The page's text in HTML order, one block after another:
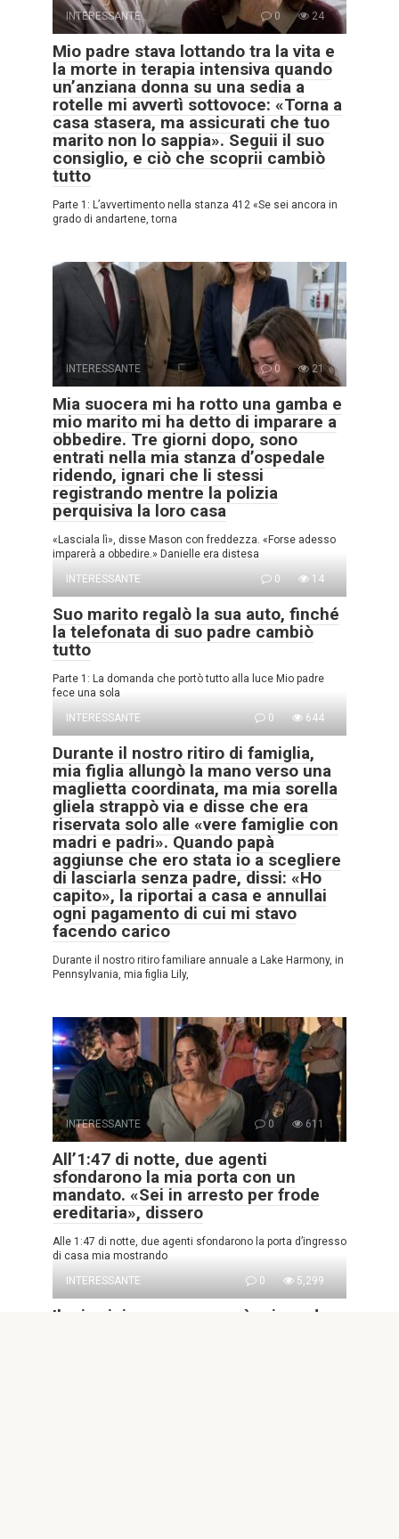
INTERESSANTE 0 24
Mio padre stava lottando tra la vita e
la morte in terapia intensiva quando
un’anziana donna su una sedia a
rotelle mi avvertì sottovoce: «Torna a
casa stasera, ma assicurati che tuo
marito non lo sappia». Seguii il suo
consiglio, e ciò che scoprii cambiò
tutto
Parte 1: L’avvertimento nella stanza 412 «Se sei ancora in
grado di andartene, torna
INTERESSANTE 0 21
Mia suocera mi ha rotto una gamba e
mio marito mi ha detto di imparare a
obbedire. Tre giorni dopo, sono
entrati nella mia stanza d’ospedale
ridendo, ignari che li stessi
registrando mentre la polizia
perquisiva la loro casa
«Lasciala lì», disse Mason con freddezza. «Forse adesso
imparerà a obbedire.» Danielle era distesa
INTERESSANTE
0 14
Suo marito regalò la sua auto, finché
la telefonata di suo padre cambiò
tutto
Parte 1: La domanda che portò tutto alla luce Mio padre
fece una sola
INTERESSANTE
0 644
Durante il nostro ritiro di famiglia,
mia figlia allungò la mano verso una
maglietta coordinata, ma mia sorella
gliela strappò via e disse che era
riservata solo alle «vere famiglie con
madri e padri». Quando papà
aggiunse che ero stata io a scegliere
di lasciarla senza padre, dissi: «Ho
capito», la riportai a casa e annullai
ogni pagamento di cui mi stavo
facendo carico
Durante il nostro ritiro familiare annuale a Lake Harmony, in
Pennsylvania, mia figlia Lily,
INTERESSANTE 0 611
All’1:47 di notte, due agenti
sfondarono la mia porta con un
mandato. «Sei in arresto per frode
ereditaria», dissero
Alle 1:47 di notte, due agenti sfondarono la porta d’ingresso
di casa mia mostrando
INTERESSANTE
0 5,299
Il mio vicino accompagnò mio padre,